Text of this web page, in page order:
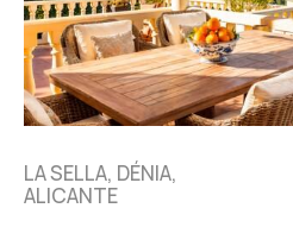
LA SELLA, DÉNIA,
ALICANTE